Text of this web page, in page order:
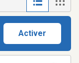
Activer